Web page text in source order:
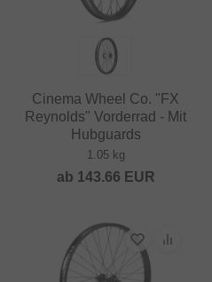
Cinema Wheel Co. "FX
Reynolds" Vorderrad - Mit
Hubguards
1.05 kg
ab 143.66 EUR